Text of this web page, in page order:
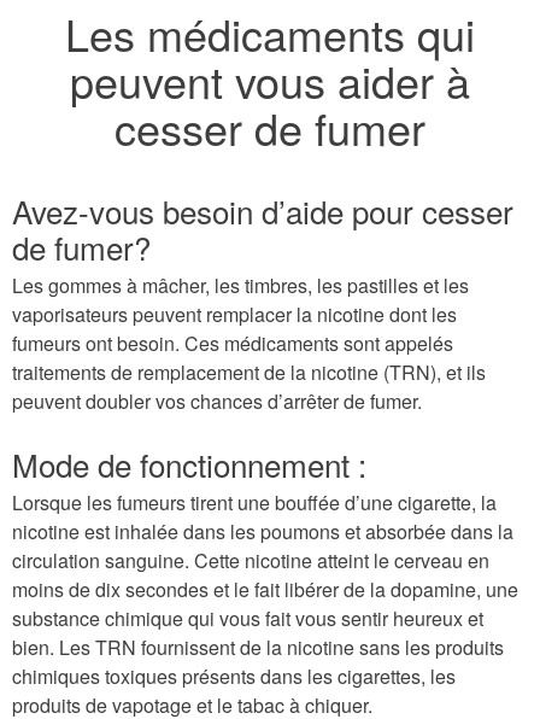
Les médicaments qui
peuvent vous aider à
cesser de fumer
Avez-vous besoin d’aide pour cesser
de fumer?
Les gommes à mâcher, les timbres, les pastilles et les
vaporisateurs peuvent remplacer la nicotine dont les
fumeurs ont besoin. Ces médicaments sont appelés
traitements de remplacement de la nicotine (TRN), et ils
peuvent doubler vos chances d’arrêter de fumer.
Mode de fonctionnement :
Lorsque les fumeurs tirent une bouffée d’une cigarette, la
nicotine est inhalée dans les poumons et absorbée dans la
circulation sanguine. Cette nicotine atteint le cerveau en
moins de dix secondes et le fait libérer de la dopamine, une
substance chimique qui vous fait vous sentir heureux et
bien. Les TRN fournissent de la nicotine sans les produits
chimiques toxiques présents dans les cigarettes, les
produits de vapotage et le tabac à chiquer.